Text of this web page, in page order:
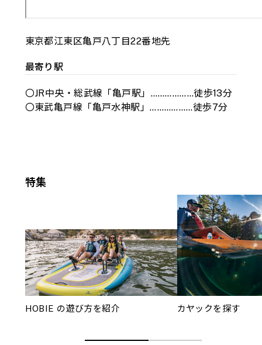
東京都江東区亀戸八丁目22番地先
最寄り駅
〇JR中央・総武線「亀戸駅」………………徒歩13分
〇東武亀戸線「亀戸水神駅」………………徒歩7分
特集
HOBIE の遊び方を紹介 カヤックを探す